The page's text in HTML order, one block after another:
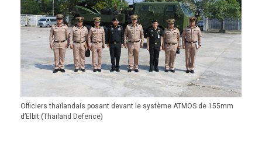
Officiers thaïlandais posant devant le système ATMOS de 155mm
d’Elbit (Thaïland Defence)